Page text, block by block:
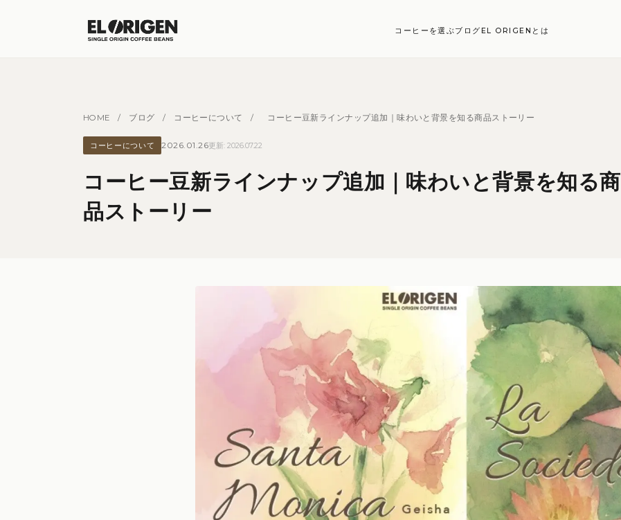
コーヒーを選ぶブログ EL ORIGENとは
HOME / ブログ / コーヒーについて / コーヒー豆新ラインナップ追加｜味わいと背景を知る商品ストーリー
コーヒーについて 2026.01.26更新: 2026.07.22
コーヒー豆新ラインナップ追加｜味わいと背景を知る商
品ストーリー